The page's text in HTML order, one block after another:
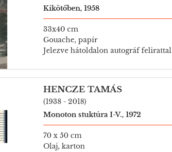
Kikötőben, 1958
33x40 cm
Gouache, papír
Jelezve hátoldalon autográf felirattal
HENCZE TAMÁS
(1938 - 2018)
Monoton stuktúra I-V., 1972
70 x 50 cm
Olaj, karton